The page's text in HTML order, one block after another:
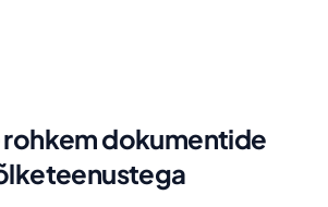
rohkem dokumentide